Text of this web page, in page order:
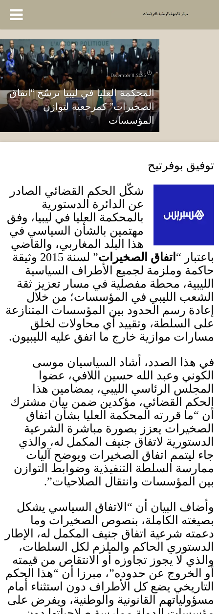
December 11, 2025
المحكمة العليا في ليبيا ترسّخ “اتفاق
الصخيرات” كمرجعية لتوازن
المؤسسات
توفيق بوفرتيح
شكّل الحكم القضائي الصادر
عن الدائرة الدستورية
بالمحكمة العليا في ليبيا، وفق
مهتمين بالشأن السياسي في
هذا البلد المغاربي، والقاضي
باعتبار “ اتفاق الصخيرات” لسنة 2015 وثيقة
حاكمة وملزمة لجميع الأطراف السياسية
الليبية، محطة مفصلية في مسار تعزيز ثقة
الشعب الليبي في المؤسسات؛ من خلال
إعادة رسم الحدود بين المؤسسات المتنازعة
على السلطة، وتقييد أي محاولات لخلق
مسارات موازية خارج ما اتفق عليه الليبيون.
في هذا الصدد، أشاد السياسيان موسى
الكوني وعبد الله حسين اللافي، عضوا
المجلس الرئاسي الليبي، بمضامين هذا
الحكم القضائي، مؤكدين ضمن بيان مشترك
أن “ما قررته المحكمة العليا بشأن اتفاق
الصخيرات يعزز بصورة مباشرة الشرعية
الدستورية لاتفاق جنيف المكمل له، والذي
جاء ليتمم اتفاق الصخيرات ويوضح آليات
ممارسة السلطة التنفيذية وضوابط التوازن
بين المؤسسات وانتقال الصلاحيات”.
وأضاف البيان أن “الاتفاق السياسي يشكل
بصيغته الكاملة، بنصوص الصخيرات وما
دعمته شرعية اتفاق جنيف المكمل له، الإطار
الدستوري الحاكم والملزم لكل السلطات،
والذي لا يجوز تجاوزه أو الانتقاص من قيمته
أو الخروج عن حدوده”، مبرزا أن “هذا الحكم
التاريخي يضع كل الأطراف دون استثناء أمام
مسؤولياتهم القانونية والوطنية، ويفرض على